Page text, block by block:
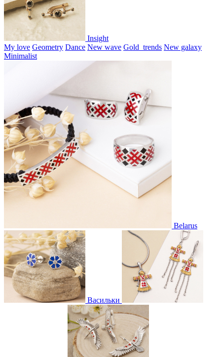
Insight
My love Geometry Dance New wave Gold_trends New galaxy
Minimalist
Belarus
Васильки